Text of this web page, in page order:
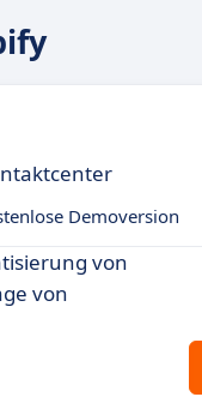
Demoversion
von
von